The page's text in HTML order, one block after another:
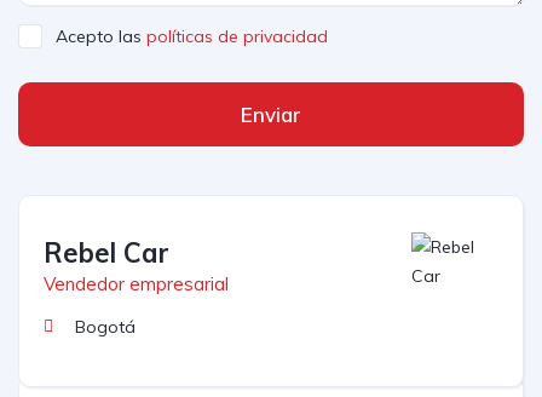
Acepto las políticas de privacidad
Enviar
Rebel Car
Vendedor empresarial
Bogotá